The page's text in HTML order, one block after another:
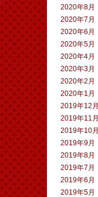
2020年8月
2020年7月
2020年6月
2020年5月
2020年4月
2020年3月
2020年2月
2020年1月
2019年12月
2019年11月
2019年10月
2019年9月
2019年8月
2019年7月
2019年6月
2019年5月